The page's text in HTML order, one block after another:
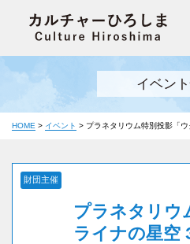
イベン
HOME > イベント > プラネタリウム特別投影「
財団主催
プラネタリウ
ライナの星空